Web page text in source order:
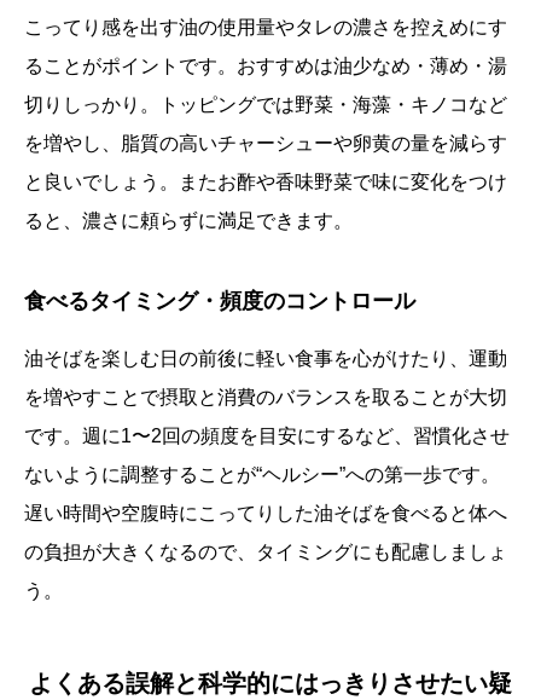
こってり感を出す油の使用量やタレの濃さを控えめにす
ることがポイントです。おすすめは油少なめ・薄め・湯
切りしっかり。トッピングでは野菜・海藻・キノコなど
を増やし、脂質の高いチャーシューや卵黄の量を減らす
と良いでしょう。またお酢や香味野菜で味に変化をつけ
ると、濃さに頼らずに満足できます。
食べるタイミング・頻度のコントロール
油そばを楽しむ日の前後に軽い食事を心がけたり、運動
を増やすことで摂取と消費のバランスを取ることが大切
です。週に1〜2回の頻度を目安にするなど、習慣化させ
ないように調整することが“ヘルシー”への第一歩です。
遅い時間や空腹時にこってりした油そばを食べると体へ
の負担が大きくなるので、タイミングにも配慮しましょ
う。
よくある誤解と科学的にはっきりさせたい疑